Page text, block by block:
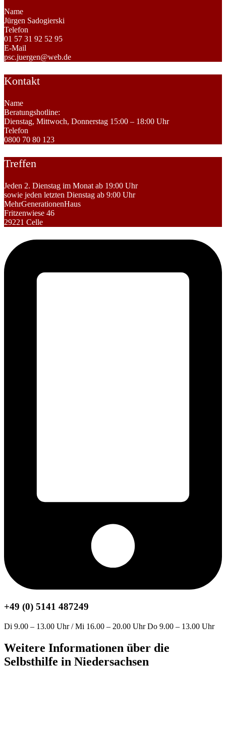
Name
Jürgen Sadogierski
Telefon
01 57 31 92 52 95
E-Mail
psc.juergen@web.de
Kontakt
Name
Beratungshotline:
Dienstag, Mittwoch, Donnerstag 15:00 – 18:00 Uhr
Telefon
0800 70 80 123
Treffen
Jeden 2. Dienstag im Monat ab 19:00 Uhr
sowie jeden letzten Dienstag ab 9:00 Uhr
MehrGenerationenHaus
Fritzenwiese 46
29221 Celle
+49 (0) 5141 487249
Di 9.00 – 13.00 Uhr / Mi 16.00 – 20.00 Uhr Do 9.00 – 13.00 Uhr
Weitere Informationen über die
Selbsthilfe in Niedersachsen